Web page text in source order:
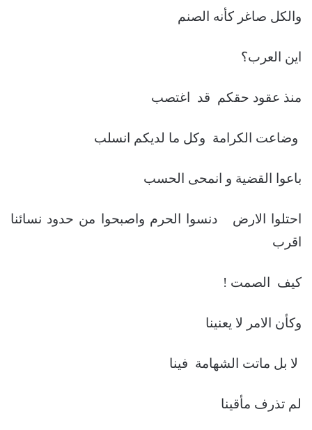
والكل صاغر كأنه الصنم
اين العرب؟
منذ عقود حقكم قد اغتصب
وضاعت الكرامة وكل ما لديكم انسلب
باعوا القضية و انمحى الحسب
احتلوا الارض دنسوا الحرم واصبحوا من حدود نسائنا
اقرب
كيف الصمت !
وكأن الامر لا يعنينا
لا بل ماتت الشهامة فينا
لم تذرف مأقينا